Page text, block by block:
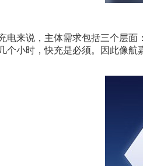
电来说，主体需求包括三个层
个小时，快充是必须。因此像航